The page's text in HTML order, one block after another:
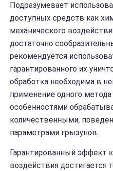
Подразумевает
доступных средств как
механического
достаточно
рекомендуется
гарантированного их
обработка необходима в
применение одного
особенностями
количественными,
параметрами грызунов.
Гарантированный эффект
воздействия достигается